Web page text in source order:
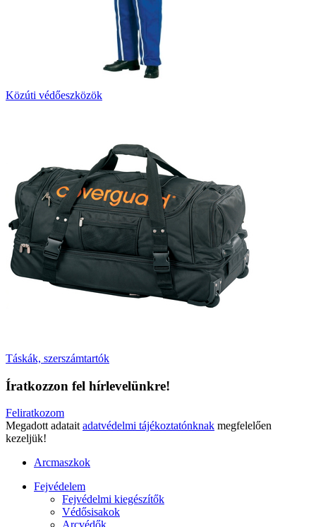
Közúti védőeszközök
Táskák, szerszámtartók
Íratkozzon fel hírlevelünkre!
Feliratkozom
Megadott adatait adatvédelmi tájékoztatónknak megfelelően
kezeljük!
Arcmaszkok
Fejvédelem
Fejvédelmi kiegészítők
Védősisakok